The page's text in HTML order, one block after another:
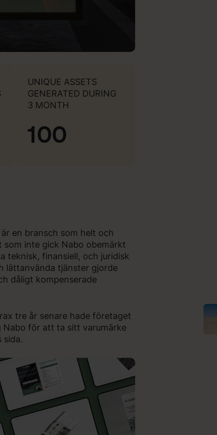
UNIQUE ASSETS
GENERATED DURING
3 MONTH
100
en bransch som helt och
inte gick Nabo obemärkt
teknisk, finansiell, och juridisk
lättanvända tjänster gjorde
dåligt kompenserade
tre år senare hade företaget
Nabo för att ta sitt varumärke
sida.